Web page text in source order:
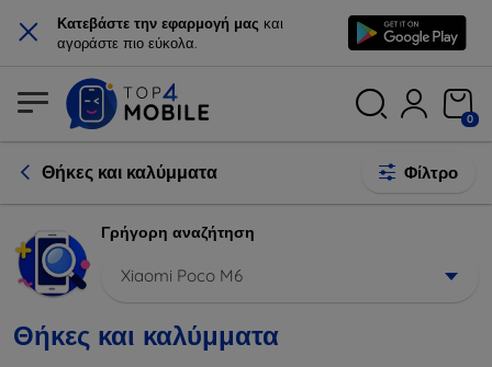
× Κατεβάστε την εφαρμογή μας και
αγοράστε πιο εύκολα.
0
Θήκες και καλύμματα Φίλτρο
Γρήγορη αναζήτηση
Xiaomi Poco M6
Θήκες και καλύμματα